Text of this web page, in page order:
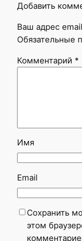
Добавить
Ваш адрес
Обязательные
Комментарий *
Имя
Email
Сохранить
этом